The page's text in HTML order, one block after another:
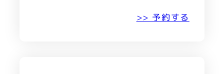
>> 予約する